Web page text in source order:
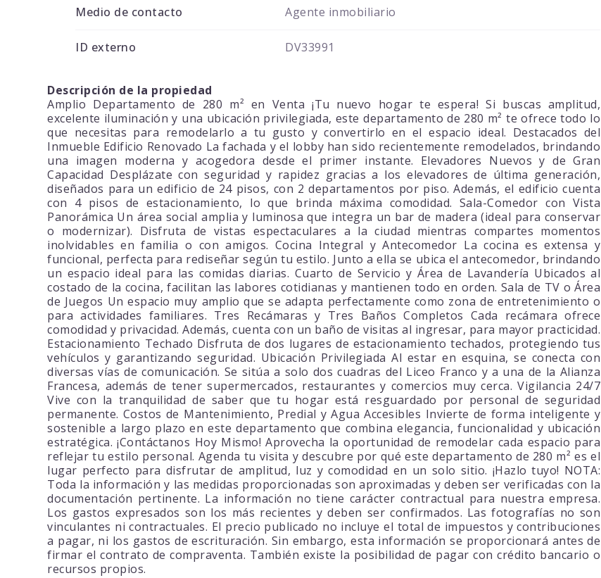
Medio de contacto Agente inmobiliario
ID externo DV33991
Descripción de la propiedad
Amplio Departamento de 280 m² en Venta ¡Tu nuevo hogar te espera! Si buscas amplitud,
excelente iluminación y una ubicación privilegiada, este departamento de 280 m² te ofrece todo lo
que necesitas para remodelarlo a tu gusto y convertirlo en el espacio ideal. Destacados del
Inmueble Edificio Renovado La fachada y el lobby han sido recientemente remodelados, brindando
una imagen moderna y acogedora desde el primer instante. Elevadores Nuevos y de Gran
Capacidad Desplázate con seguridad y rapidez gracias a los elevadores de última generación,
diseñados para un edificio de 24 pisos, con 2 departamentos por piso. Además, el edificio cuenta
con 4 pisos de estacionamiento, lo que brinda máxima comodidad. Sala-Comedor con Vista
Panorámica Un área social amplia y luminosa que integra un bar de madera (ideal para conservar
o modernizar). Disfruta de vistas espectaculares a la ciudad mientras compartes momentos
inolvidables en familia o con amigos. Cocina Integral y Antecomedor La cocina es extensa y
funcional, perfecta para rediseñar según tu estilo. Junto a ella se ubica el antecomedor, brindando
un espacio ideal para las comidas diarias. Cuarto de Servicio y Área de Lavandería Ubicados al
costado de la cocina, facilitan las labores cotidianas y mantienen todo en orden. Sala de TV o Área
de Juegos Un espacio muy amplio que se adapta perfectamente como zona de entretenimiento o
para actividades familiares. Tres Recámaras y Tres Baños Completos Cada recámara ofrece
comodidad y privacidad. Además, cuenta con un baño de visitas al ingresar, para mayor practicidad.
Estacionamiento Techado Disfruta de dos lugares de estacionamiento techados, protegiendo tus
vehículos y garantizando seguridad. Ubicación Privilegiada Al estar en esquina, se conecta con
diversas vías de comunicación. Se sitúa a solo dos cuadras del Liceo Franco y a una de la Alianza
Francesa, además de tener supermercados, restaurantes y comercios muy cerca. Vigilancia 24/7
Vive con la tranquilidad de saber que tu hogar está resguardado por personal de seguridad
permanente. Costos de Mantenimiento, Predial y Agua Accesibles Invierte de forma inteligente y
sostenible a largo plazo en este departamento que combina elegancia, funcionalidad y ubicación
estratégica. ¡Contáctanos Hoy Mismo! Aprovecha la oportunidad de remodelar cada espacio para
reflejar tu estilo personal. Agenda tu visita y descubre por qué este departamento de 280 m² es el
lugar perfecto para disfrutar de amplitud, luz y comodidad en un solo sitio. ¡Hazlo tuyo! NOTA:
Toda la información y las medidas proporcionadas son aproximadas y deben ser verificadas con la
documentación pertinente. La información no tiene carácter contractual para nuestra empresa.
Los gastos expresados son los más recientes y deben ser confirmados. Las fotografías no son
vinculantes ni contractuales. El precio publicado no incluye el total de impuestos y contribuciones
a pagar, ni los gastos de escrituración. Sin embargo, esta información se proporcionará antes de
firmar el contrato de compraventa. También existe la posibilidad de pagar con crédito bancario o
recursos propios.